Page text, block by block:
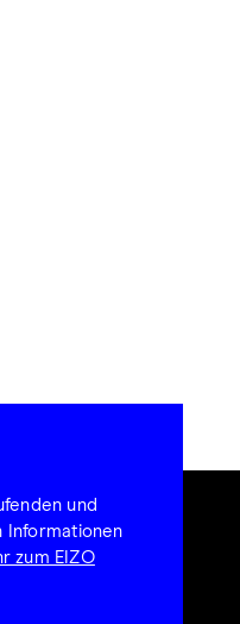
und
Informationen
zum EIZO